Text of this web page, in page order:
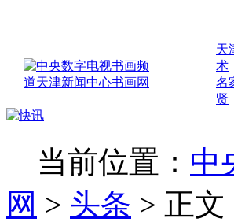
天
术
名
贤
当前位置： 中
网 > 头条 > 正文